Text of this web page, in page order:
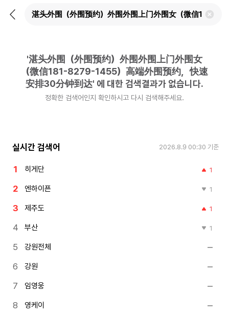
뒤
검
'湛头外围（外围预约）外围外围上门外围女
（微信181-8279-1455）高端外围预约，快速
安排30分钟到达' 에 대한 검색결과가 없습니다.
정확한 검색어인지 확인하시고 다시 검색해주세요.
실시간 검색어 2026.8.9 00:30 기준
히게단 1
엔하이픈 1
제주도 1
부산 1
강원전체
강원
임영웅
영케이